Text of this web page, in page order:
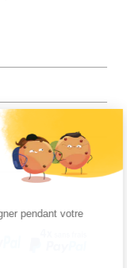
pendant votre